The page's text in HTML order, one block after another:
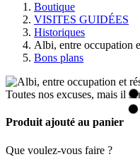
Boutique
VISITES GUIDÉES
Historiques
Albi, entre occupation
Bons plans
Toutes nos excuses, mais il
Produit ajouté au panier
Que voulez-vous faire ?